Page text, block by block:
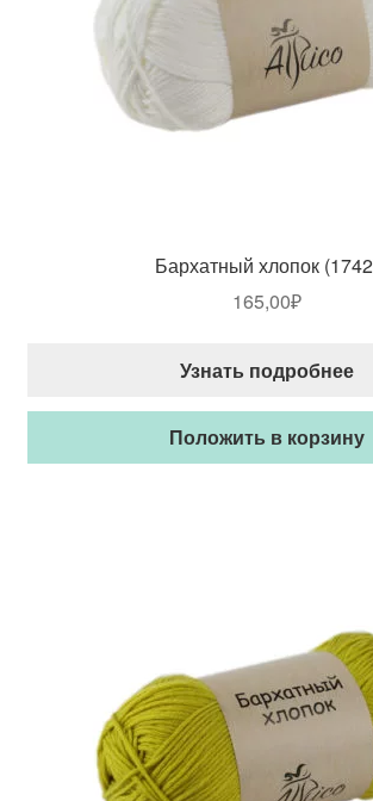
Бархатный хлопок
165,00₽
Узнать подробнее
Положить в корзину